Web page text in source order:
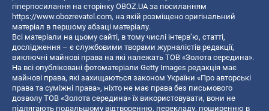
гіперпосилання на сторінку OBOZ.UA за посиланням
https://www.obozrevatel.com, на якій розміщено оригінальний
матеріал в першому абзаці матеріалу.
Всі матеріали на цьому сайті, в тому числі інтерв’ю, статті,
дослідження – є службовими творами журналістів редакції,
виключні майнові права на які належать ТОВ «Золота середина».
На всі опубліковані фотоматеріали Getty Images редакція має
майнові права, які захищаються законом України «Про авторські
права та суміжні права», ніхто не має права без письмового
дозволу ТОВ «Золота середина» їх використовувати, вони не
підлягають подальшому відтворенню, перекладу, поширенню в